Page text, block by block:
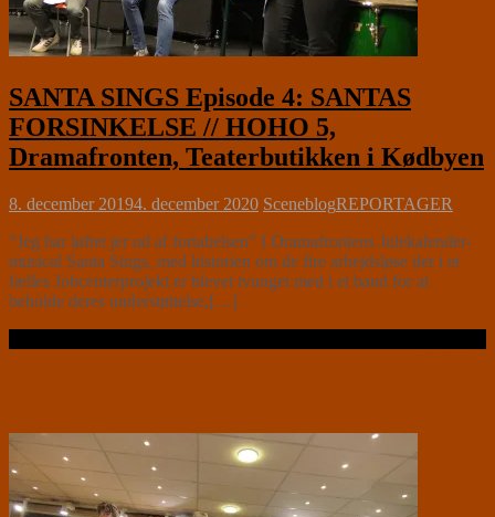
SANTA SINGS Episode 4: SANTAS
FORSINKELSE // HOHO 5,
Dramafronten, Teaterbutikken i Kødbyen
8. december 20194. december 2020 SceneblogREPORTAGER
”Jeg har løftet jer ud af fortabelsen” I Dramafrontens Julekalender-
musical Santa Sings, med historien om de fire arbejdsløse der i et
fælles Jobcenterprojekt er blevet tvunget med i et band for at
beholde deres understøttelse,[…]